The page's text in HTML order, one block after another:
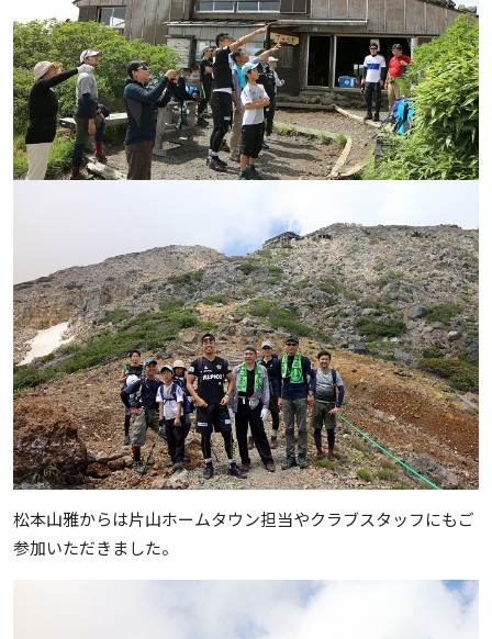
松本山雅からは片山ホームタウン担当やクラブスタッフにもご
参加いただきました。